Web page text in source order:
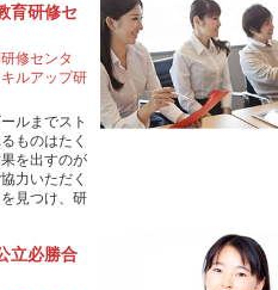
育研修セ
修センタ
ルアップ研
ルまでスト
ものはたく
を出すのが
力いただく
見つけ、研
立必勝合